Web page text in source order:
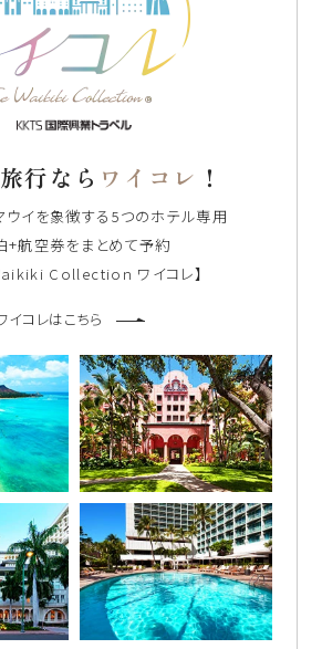
行なら ワイコレ ！
ウイを象徴する5つのホテル専用
+航空券をまとめて予約
Collection ワイコレ】
イコレはこちら